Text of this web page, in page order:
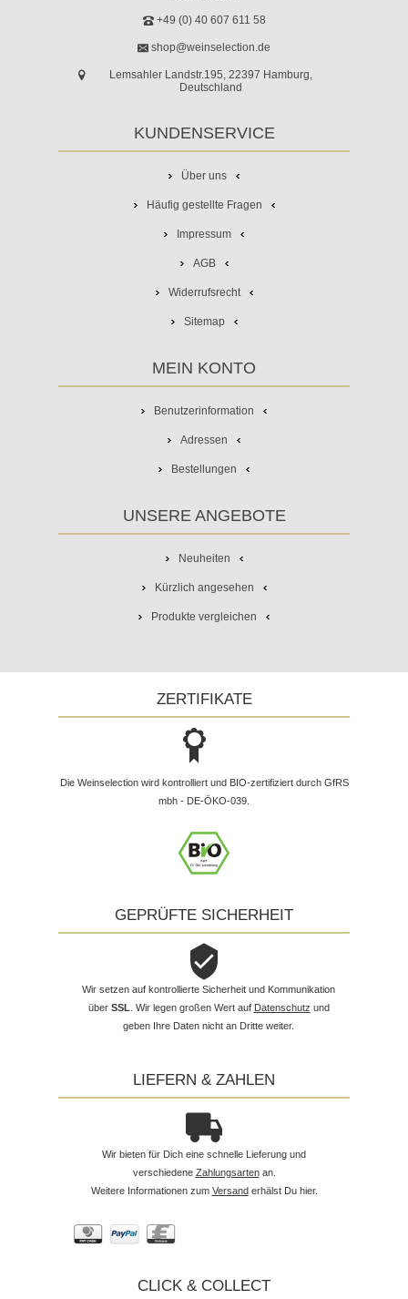
+49 (0) 40 607 611 58
shop@weinselection.de
Lemsahler Landstr.195, 22397 Hamburg,
Deutschland
KUNDENSERVICE
Über uns
Häufig gestellte Fragen
Impressum
AGB
Widerrufsrecht
Sitemap
MEIN KONTO
Benutzerinformation
Adressen
Bestellungen
UNSERE ANGEBOTE
Neuheiten
Kürzlich angesehen
Produkte vergleichen
ZERTIFIKATE
Die Weinselection wird kontrolliert und BIO-zertifiziert durch GfRS
mbh - DE-ÖKO-039.
GEPRÜFTE SICHERHEIT
Wir setzen auf kontrollierte Sicherheit und Kommunikation
über SSL . Wir legen großen Wert auf Datenschutz und
geben Ihre Daten nicht an Dritte weiter.
LIEFERN & ZAHLEN
Wir bieten für Dich eine schnelle Lieferung und
verschiedene Zahlungsartenan.
Weitere Informationen zum Versanderhälst Du hier.
CLICK & COLLECT